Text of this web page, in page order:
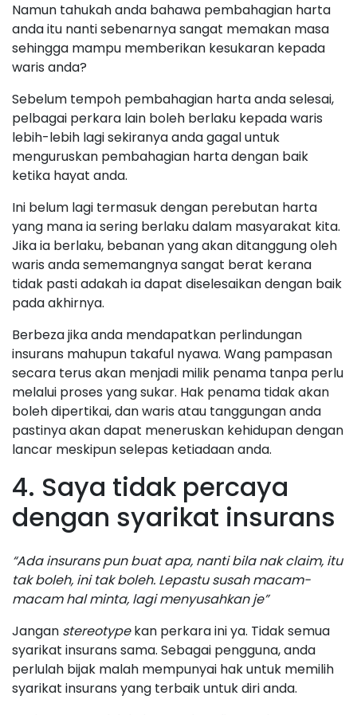
Namun tahukah anda bahawa pembahagian harta
anda itu nanti sebenarnya sangat memakan masa
sehingga mampu memberikan kesukaran kepada
waris anda?
Sebelum tempoh pembahagian harta anda selesai,
pelbagai perkara lain boleh berlaku kepada waris
lebih-lebih lagi sekiranya anda gagal untuk
menguruskan pembahagian harta dengan baik
ketika hayat anda.
Ini belum lagi termasuk dengan perebutan harta
yang mana ia sering berlaku dalam masyarakat kita.
Jika ia berlaku, bebanan yang akan ditanggung oleh
waris anda sememangnya sangat berat kerana
tidak pasti adakah ia dapat diselesaikan dengan baik
pada akhirnya.
Berbeza jika anda mendapatkan perlindungan
insurans mahupun takaful nyawa. Wang pampasan
secara terus akan menjadi milik penama tanpa perlu
melalui proses yang sukar. Hak penama tidak akan
boleh dipertikai, dan waris atau tanggungan anda
pastinya akan dapat meneruskan kehidupan dengan
lancar meskipun selepas ketiadaan anda.
4. Saya tidak percaya
dengan syarikat insurans
“Ada insurans pun buat apa, nanti bila nak claim, itu
tak boleh, ini tak boleh. Lepastu susah macam-
macam hal minta, lagi menyusahkan je”
Jangan stereotypekan perkara ini ya. Tidak semua
syarikat insurans sama. Sebagai pengguna, anda
perlulah bijak malah mempunyai hak untuk memilih
syarikat insurans yang terbaik untuk diri anda.